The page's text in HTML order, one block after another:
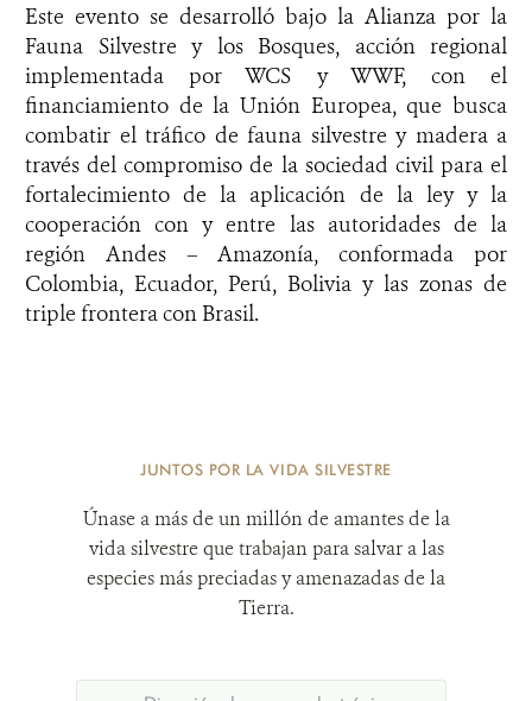
Este evento se desarrolló bajo la Alianza por la
Fauna Silvestre y los Bosques, acción regional
implementada por WCS y WWF, con el
financiamiento de la Unión Europea, que busca
combatir el tráfico de fauna silvestre y madera a
través del compromiso de la sociedad civil para el
fortalecimiento de la aplicación de la ley y la
cooperación con y entre las autoridades de la
región Andes – Amazonía, conformada por
Colombia, Ecuador, Perú, Bolivia y las zonas de
triple frontera con Brasil.
JUNTOS POR LA VIDA SILVESTRE
Únase a más de un millón de amantes de la
vida silvestre que trabajan para salvar a las
especies más preciadas y amenazadas de la
Tierra.